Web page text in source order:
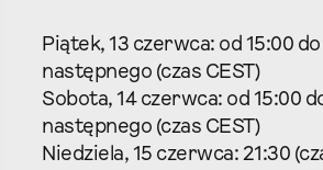
Piątek, 13 czerwca: od 15:00
następnego (czas CEST)
Sobota, 14 czerwca: od 15:00
następnego (czas CEST)
Niedziela, 15 czerwca: 21:30